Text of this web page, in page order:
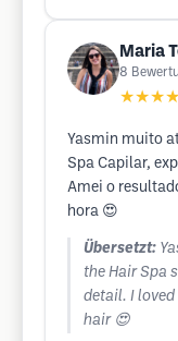
Maria
8
Yasmin muito
Spa Capilar,
Amei o
hora 😍
Übersetzt:
the Hair Spa
detail. I
hair 😍